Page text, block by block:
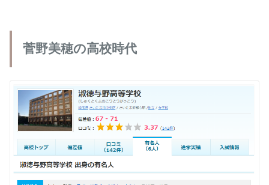
菅野美穂の高校時代